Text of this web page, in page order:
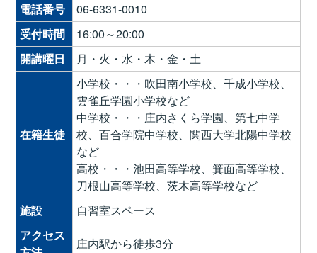
電話番号
06-6331-0010
受付時間
16:00～20:00
開講曜日
月・火・水・木・金・土
在籍生徒
小学校・・・吹田南小学校、千成小学校、
雲雀丘学園小学校など
中学校・・・庄内さくら学園、第七中学
校、百合学院中学校、関西大学北陽中学校
など
高校・・・池田高等学校、箕面高等学校、
刀根山高等学校、茨木高等学校など
施設
自習室スペース
アクセス
庄内駅から徒歩3分